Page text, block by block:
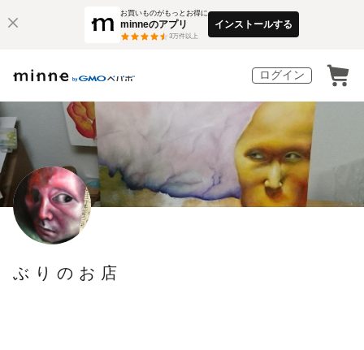
お買いものがもっとお得に
minneのアプリ
3万件以上
インストールする
ログイン
ぶりのお店